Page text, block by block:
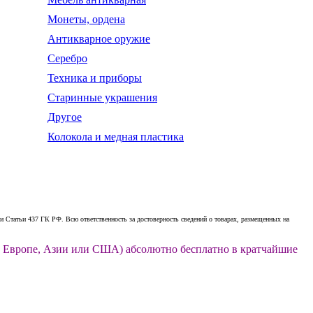
Монеты, ордена
Антикварное оружие
Серебро
Техника и приборы
Старинные украшения
Другое
Колокола и медная пластика
437 ГК РФ. Всю ответственность за достоверность сведений о товарах, размещенных на
Европе, Азии или США) абсолютно бесплатно в кратчайшие